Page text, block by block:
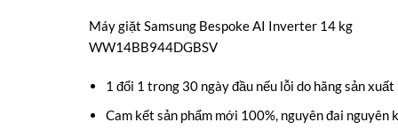
gốc
là:
hiện
Máy giặt Samsung Bespoke AI Inverter 14 kg
WW14BB944DGBSV
1 đổi 1 trong 30 ngày đầu nếu lỗi do hãng sản xuất
Cam kết sản phẩm mới 100%, nguyên đai nguyên